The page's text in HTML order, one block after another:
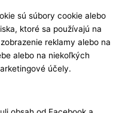
sú súbory cookie alebo
ktoré sa používajú na
reklamy alebo na
alebo na niekoľkých
účely.